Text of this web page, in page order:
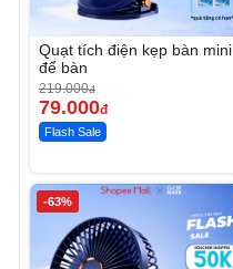
Quạt tích điện kẹp bàn mini
để bàn
219.000đ
79.000đ
Flash Sale
-63%